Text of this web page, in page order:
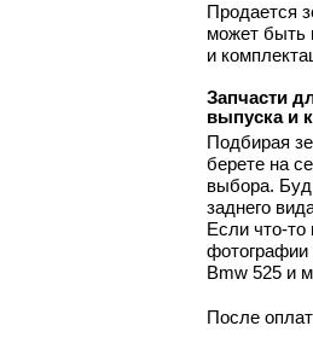
Продается
может быть
и
Запчасти
выпуска и
Подбирая
берете на
выбора.
заднего
Если что-
фотографии
Bmw 525 и
После